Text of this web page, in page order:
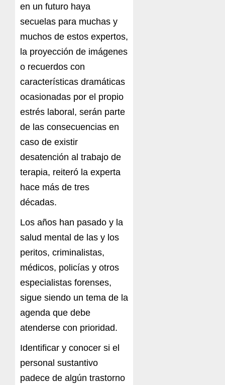
en un futuro haya
secuelas para muchas y
muchos de estos expertos,
la proyección de imágenes
o recuerdos con
características dramáticas
ocasionadas por el propio
estrés laboral, serán parte
de las consecuencias en
caso de existir
desatención al trabajo de
terapia, reiteró la experta
hace más de tres
décadas.
Los años han pasado y la
salud mental de las y los
peritos, criminalistas,
médicos, policías y otros
especialistas forenses,
sigue siendo un tema de la
agenda que debe
atenderse con prioridad.
Identificar y conocer si el
personal sustantivo
padece de algún trastorno